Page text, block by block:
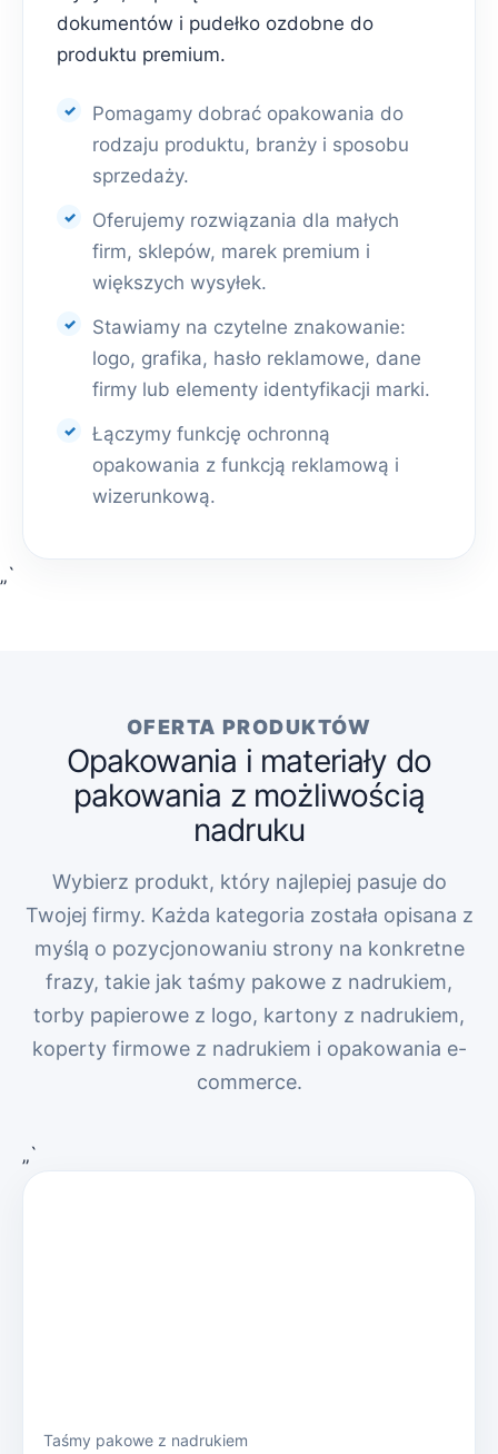
dokumentów i pudełko ozdobne do
produktu premium.
Pomagamy dobrać opakowania do
rodzaju produktu, branży i sposobu
sprzedaży.
Oferujemy rozwiązania dla małych
firm, sklepów, marek premium i
większych wysyłek.
Stawiamy na czytelne znakowanie:
logo, grafika, hasło reklamowe, dane
firmy lub elementy identyfikacji marki.
Łączymy funkcję ochronną
opakowania z funkcją reklamową i
wizerunkową.
„`
OFERTA PRODUKTÓW
Opakowania i materiały do
pakowania z możliwością
nadruku
Wybierz produkt, który najlepiej pasuje do
Twojej firmy. Każda kategoria została opisana z
myślą o pozycjonowaniu strony na konkretne
frazy, takie jak taśmy pakowe z nadrukiem,
torby papierowe z logo, kartony z nadrukiem,
koperty firmowe z nadrukiem i opakowania e-
commerce.
„`
Taśmy pakowe z nadrukiem